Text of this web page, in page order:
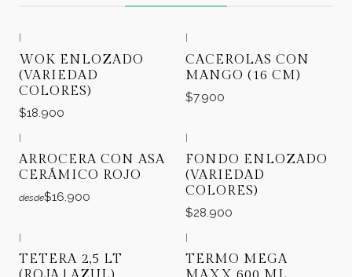
WOK ENLOZADO
(VARIEDAD
COLORES)
$18.900
CACEROLAS CON
MANGO (16 CM)
$7.900
|
ARROCERA CON ASA
CERÁMICO ROJO
desde$16.900
|
FONDO ENLOZADO
(VARIEDAD
COLORES)
$28.900
TETERA 2,5 LT
TERMO MEGA